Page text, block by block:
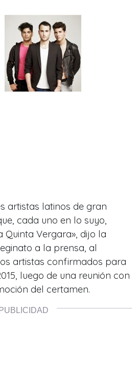
artistas latinos de gran
cada uno en lo suyo,
Quinta Vergara», dijo la
a la prensa, al
artistas confirmados para
luego de una reunión con
del certamen.